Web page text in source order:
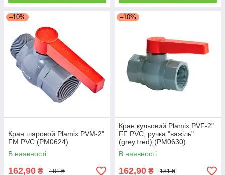
–10%
Кран шаровой Plamix PVM-2"
FM PVC (PM0624)
В наявності
162,90 ₴ 181 ₴
–10%
Кран кульовий Plamix PVF-2"
FF PVC, ручка "важіль"
(grey+red) (PM0630)
В наявності
162,90 ₴ 181 ₴